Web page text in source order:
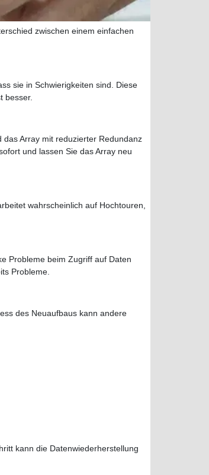
zwischen einem einfachen
sie in Schwierigkeiten sind. Diese
besser.
Array mit reduzierter Redundanz
und lassen Sie das Array neu
wahrscheinlich auf Hochtouren,
Probleme beim Zugriff auf Daten
Probleme.
des Neuaufbaus kann andere
kann die Datenwiederherstellung